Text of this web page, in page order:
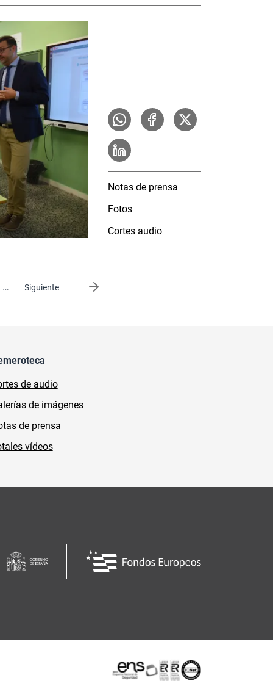
Notas de prensa
Fotos
Cortes audio
… Siguiente
página
de audio
de imágenes
de prensa
vídeos
Certificaciones